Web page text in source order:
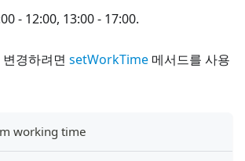
- 12:00, 13:00 - 17:00.
경하려면 setWorkTime 메서드를 사용
working time